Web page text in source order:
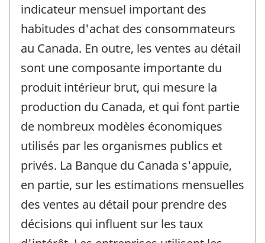
indicateur mensuel important des
habitudes d'achat des consommateurs
au Canada. En outre, les ventes au détail
sont une composante importante du
produit intérieur brut, qui mesure la
production du Canada, et qui font partie
de nombreux modèles économiques
utilisés par les organismes publics et
privés. La Banque du Canada s'appuie,
en partie, sur les estimations mensuelles
des ventes au détail pour prendre des
décisions qui influent sur les taux